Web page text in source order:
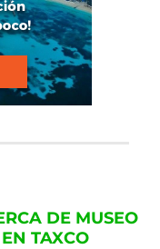
DE MUSEO
TAXCO